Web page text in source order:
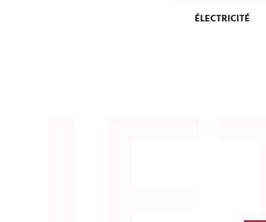
ÉLECTRICITÉ